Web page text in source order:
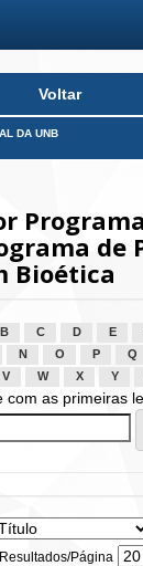
Voltar
DA UNB
de
Bioética
B C D E
N O P Q
V W X Y
com as primeiras
Resultados/Página